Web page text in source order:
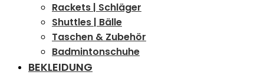
Rackets | Schläger
Shuttles | Bälle
Taschen & Zubehör
Badmintonschuhe
BEKLEIDUNG